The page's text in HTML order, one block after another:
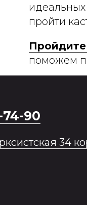
пройти
Пройдите
поможем
74-90
34